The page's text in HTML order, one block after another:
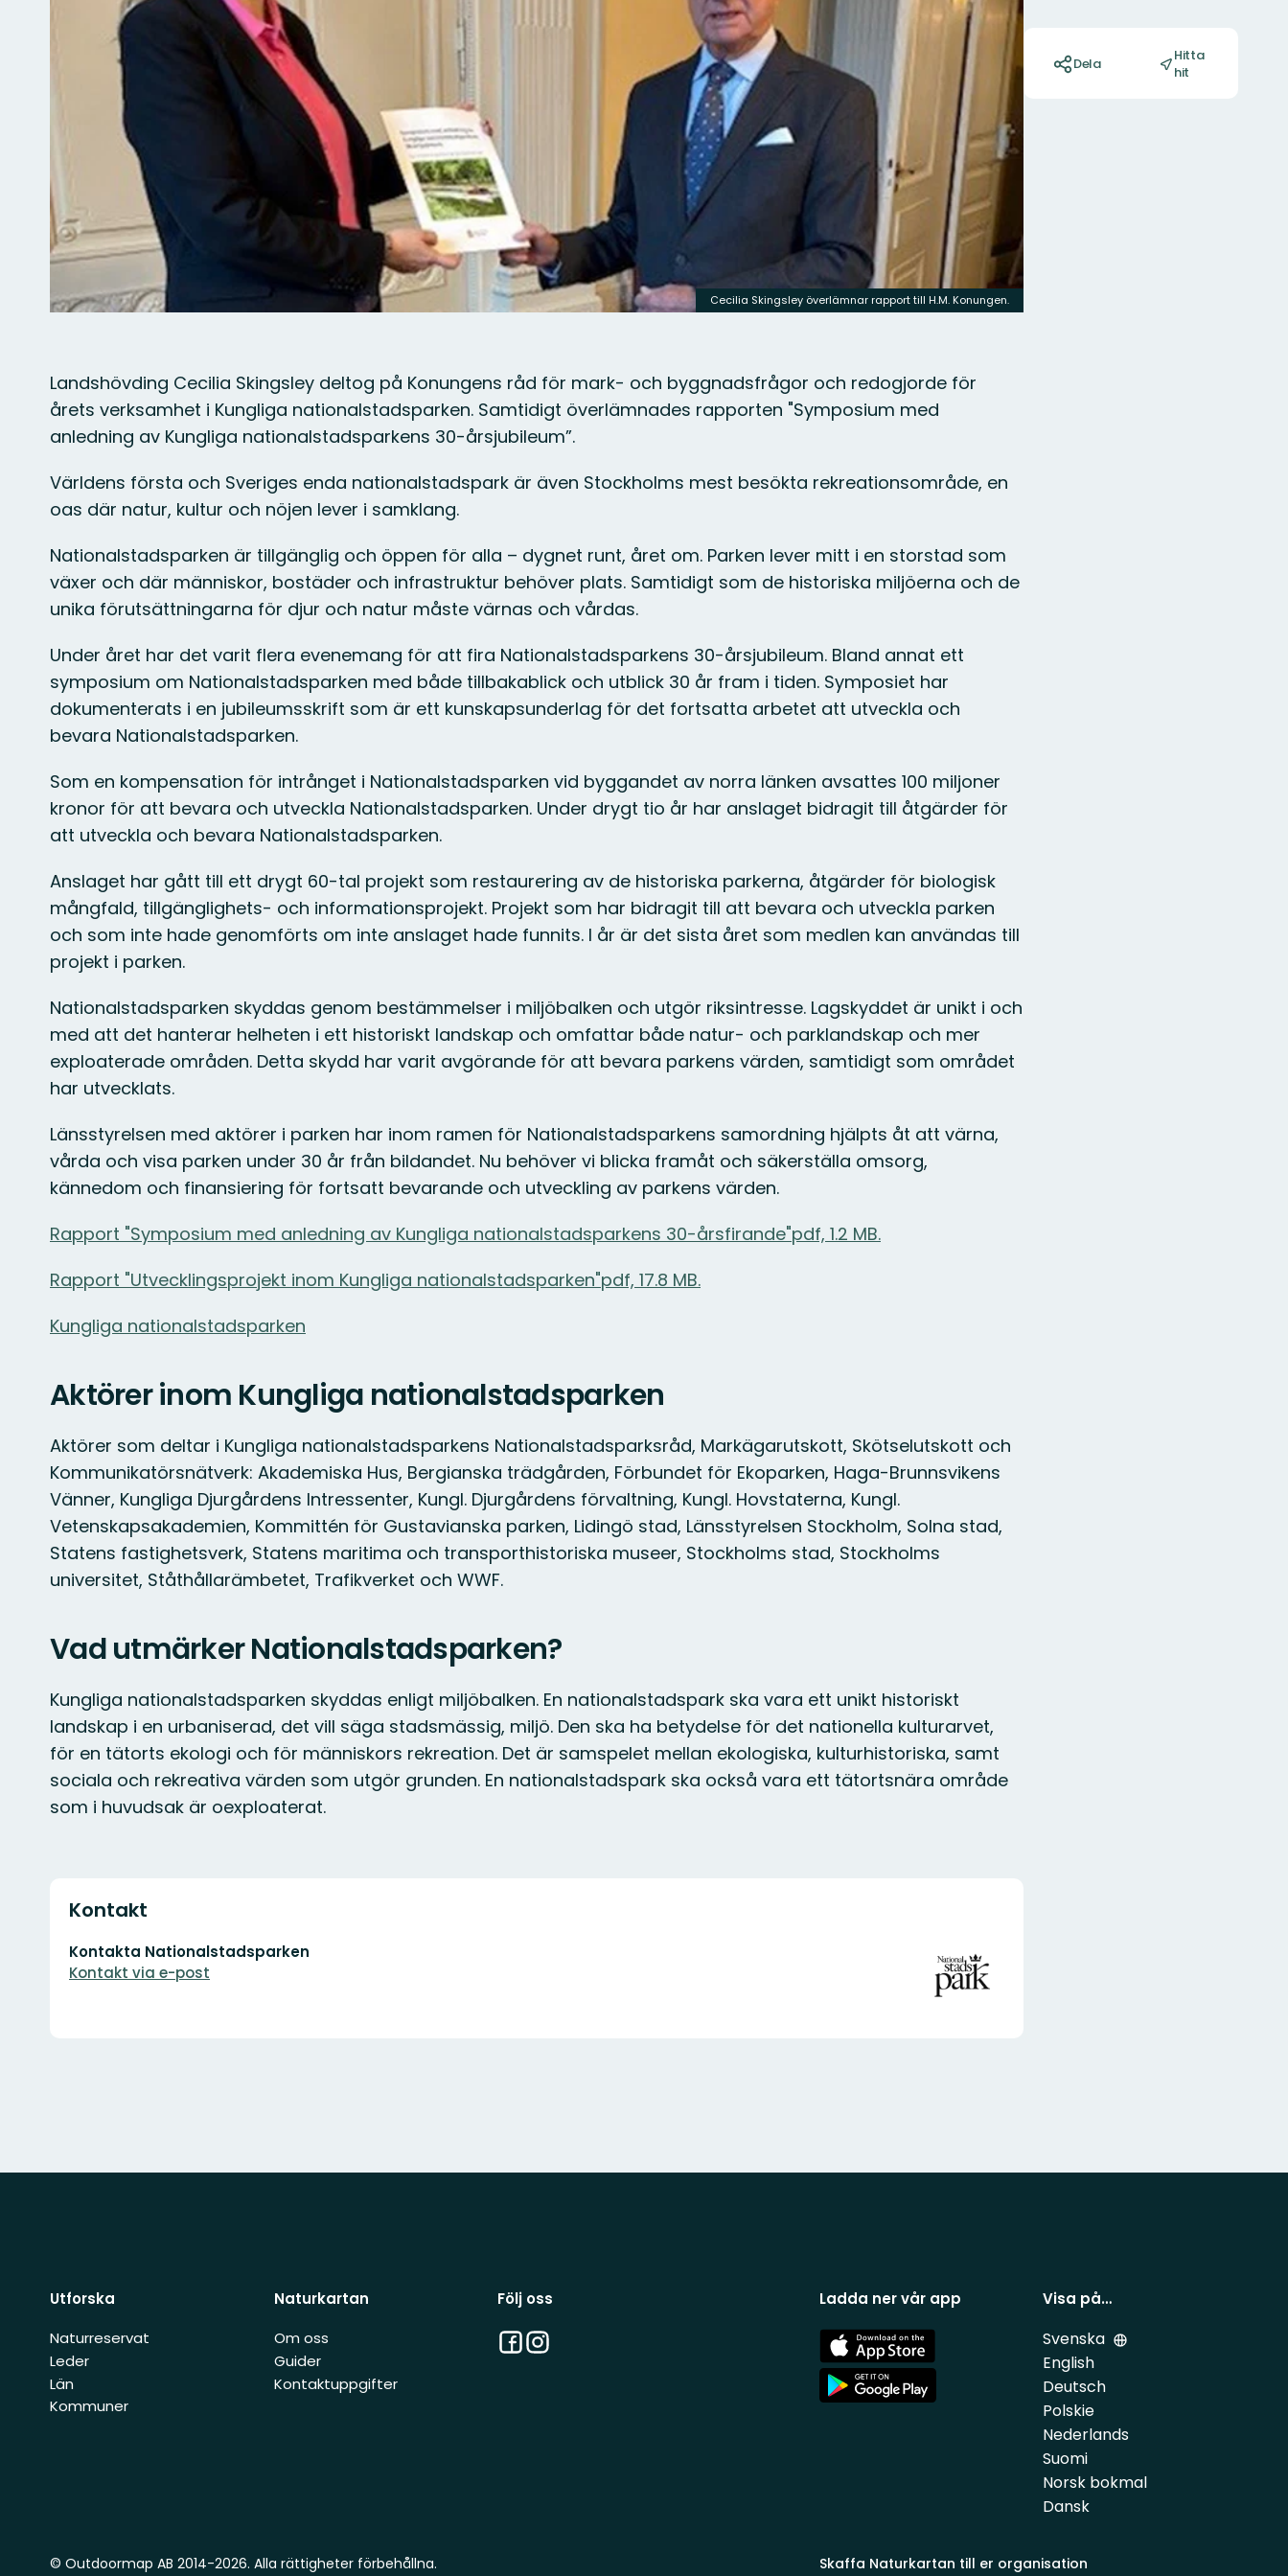
Cecilia Skingsley överlämnar rapport till H.M. Konungen.
Landshövding Cecilia Skingsley deltog på Konungens råd för mark- och byggnadsfrågor och redogjorde för
årets verksamhet i Kungliga nationalstadsparken. Samtidigt överlämnades rapporten "Symposium med
anledning av Kungliga nationalstadsparkens 30-årsjubileum”.
Världens första och Sveriges enda nationalstadspark är även Stockholms mest besökta rekreationsområde, en
oas där natur, kultur och nöjen lever i samklang.
Nationalstadsparken är tillgänglig och öppen för alla – dygnet runt, året om. Parken lever mitt i en storstad som
växer och där människor, bostäder och infrastruktur behöver plats. Samtidigt som de historiska miljöerna och de
unika förutsättningarna för djur och natur måste värnas och vårdas.
Under året har det varit flera evenemang för att fira Nationalstadsparkens 30-årsjubileum. Bland annat ett
symposium om Nationalstadsparken med både tillbakablick och utblick 30 år fram i tiden. Symposiet har
dokumenterats i en jubileumsskrift som är ett kunskapsunderlag för det fortsatta arbetet att utveckla och
bevara Nationalstadsparken.
Som en kompensation för intrånget i Nationalstadsparken vid byggandet av norra länken avsattes 100 miljoner
kronor för att bevara och utveckla Nationalstadsparken. Under drygt tio år har anslaget bidragit till åtgärder för
att utveckla och bevara Nationalstadsparken.
Anslaget har gått till ett drygt 60-tal projekt som restaurering av de historiska parkerna, åtgärder för biologisk
mångfald, tillgänglighets- och informationsprojekt. Projekt som har bidragit till att bevara och utveckla parken
och som inte hade genomförts om inte anslaget hade funnits. I år är det sista året som medlen kan användas till
projekt i parken.
Nationalstadsparken skyddas genom bestämmelser i miljöbalken och utgör riksintresse. Lagskyddet är unikt i och
med att det hanterar helheten i ett historiskt landskap och omfattar både natur- och parklandskap och mer
exploaterade områden. Detta skydd har varit avgörande för att bevara parkens värden, samtidigt som området
har utvecklats.
Länsstyrelsen med aktörer i parken har inom ramen för Nationalstadsparkens samordning hjälpts åt att värna,
vårda och visa parken under 30 år från bildandet. Nu behöver vi blicka framåt och säkerställa omsorg,
kännedom och finansiering för fortsatt bevarande och utveckling av parkens värden.
Rapport "Symposium med anledning av Kungliga nationalstadsparkens 30-årsfirande"pdf, 1.2 MB.
Rapport "Utvecklingsprojekt inom Kungliga nationalstadsparken"pdf, 17.8 MB.
Kungliga nationalstadsparken
Aktörer inom Kungliga nationalstadsparken
Aktörer som deltar i Kungliga nationalstadsparkens Nationalstadsparksråd, Markägarutskott, Skötselutskott och
Kommunikatörsnätverk: Akademiska Hus, Bergianska trädgården, Förbundet för Ekoparken, Haga-Brunnsvikens
Vänner, Kungliga Djurgårdens Intressenter, Kungl. Djurgårdens förvaltning, Kungl. Hovstaterna, Kungl.
Vetenskapsakademien, Kommittén för Gustavianska parken, Lidingö stad, Länsstyrelsen Stockholm, Solna stad,
Statens fastighetsverk, Statens maritima och transporthistoriska museer, Stockholms stad, Stockholms
universitet, Ståthållarämbetet, Trafikverket och WWF.
Vad utmärker Nationalstadsparken?
Kungliga nationalstadsparken skyddas enligt miljöbalken. En nationalstadspark ska vara ett unikt historiskt
landskap i en urbaniserad, det vill säga stadsmässig, miljö. Den ska ha betydelse för det nationella kulturarvet,
för en tätorts ekologi och för människors rekreation. Det är samspelet mellan ekologiska, kulturhistoriska, samt
sociala och rekreativa värden som utgör grunden. En nationalstadspark ska också vara ett tätortsnära område
som i huvudsak är oexploaterat.
Kontakt
E-
postadress
Kontakta Nationalstadsparken
Kontakt via e-post
Organisationens
logotyp
Dela
Hitta
hit
Utforska
Naturreservat
Leder
Län
Kommuner
Naturkartan
Om oss
Guider
Kontaktuppgifter
Följ oss
Facebook
Instagram
Ladda ner vår app
App
Store
App
Store
Visa på…
Svenska
English
Deutsch
Polskie
Nederlands
Suomi
Norsk bokmal
Dansk
Skaffa Naturkartan till er organisation
© Outdoormap AB 2014-2026. Alla rättigheter förbehållna.